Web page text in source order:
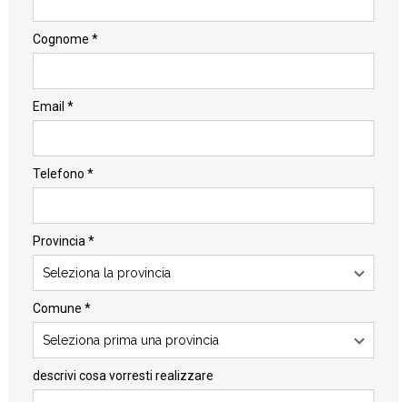
Cognome *
Email *
Telefono *
Provincia *
Seleziona la provincia
Comune *
Seleziona prima una provincia
descrivi cosa vorresti realizzare